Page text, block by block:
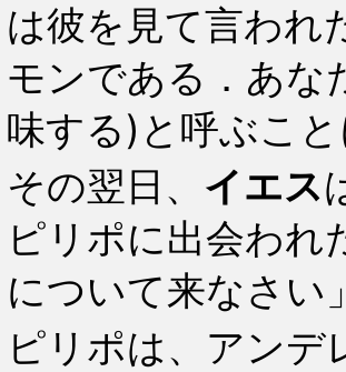
は彼を見て言われ
モンである．あな
味する)と呼ぶこ
その翌日、 イエス
ピリポに出会われ
について来なさい
ピリポは、アン